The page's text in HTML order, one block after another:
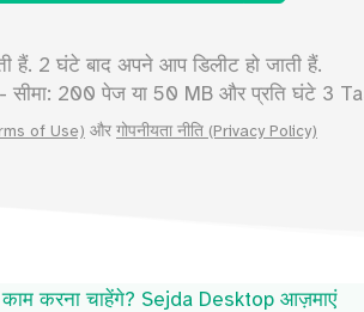
हैं. 2 घंटे बाद अपने आप डिलीट हो जाती हैं.
सीमा: 200 पेज या 50 MB और प्रति घंटे 3
of Use) और गोपनीयता नीति (Privacy Policy)
करना चाहेंगे? Sejda Desktop आज़माएं